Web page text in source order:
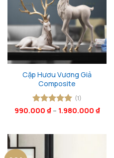
Cặp Hươu Vương Giả
Composite
Được xếp
(1)
990.000 ₫– 1.980.000 ₫